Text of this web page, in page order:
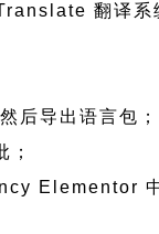
翻译
后导出语言包；
Elementor